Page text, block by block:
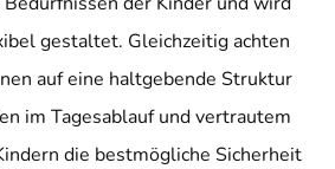
gestaltet. Gleichzeitig achten
auf eine haltgebende Struktur
im Tagesablauf und vertrautem
die bestmögliche Sicherheit